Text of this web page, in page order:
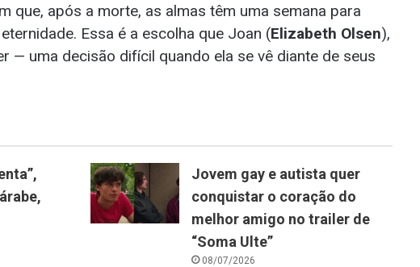
que, após a morte, as almas têm uma semana para
Essa é a escolha que Joan (Elizabeth Olsen),
— uma decisão difícil quando ela se vê diante de seus
Jovem gay e autista quer
conquistar o coração do
melhor amigo no trailer de
“Soma Ulte”
08/07/2026